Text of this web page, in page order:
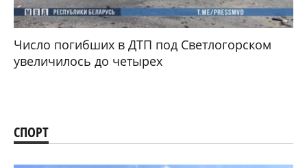
Число погибших в ДТП под Светлогорском
увеличилось до четырех
СПОРТ